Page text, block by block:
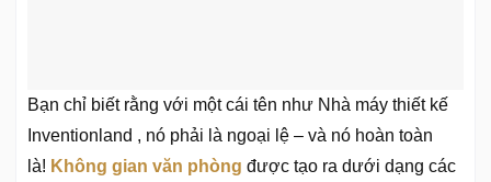
Bạn chỉ biết rằng với một cái tên như Nhà máy thiết kế
Inventionland , nó phải là ngoại lệ – và nó hoàn toàn
là! Không gian văn phòng được tạo ra dưới dạng các